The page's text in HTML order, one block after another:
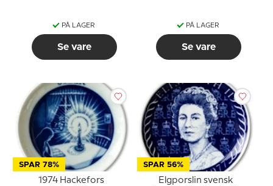
PÅ LAGER
Se vare
PÅ LAGER
Se vare
SPAR 78%
1974 Hackefors
SPAR 56%
Elgporslin svensk